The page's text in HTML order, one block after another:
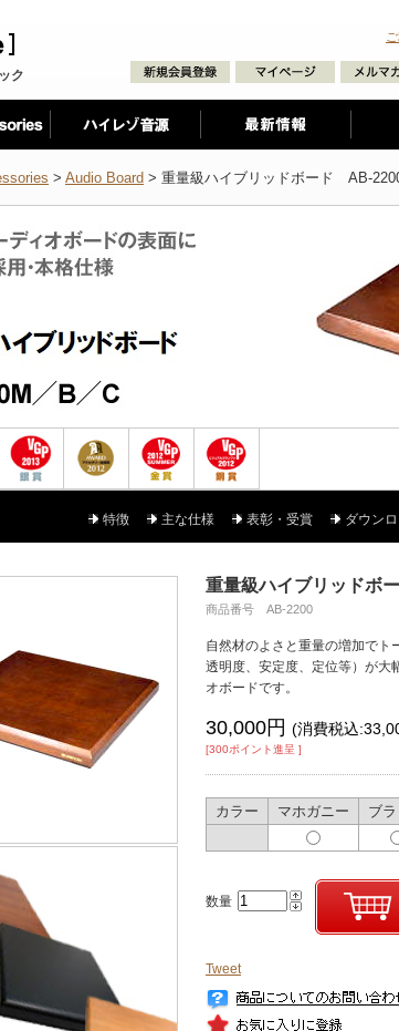
ク
> Audio Board > 重量級ハイブリッドボード AB-
特徴 主な仕様 表彰・受賞 ダウン
重量級ハイブリッドボ
商品番号 AB-2200
自然材のよさと重量の増加でト
透明度、安定度、定位等）が大
オボードです。
30,000円 (消費税込
[300ポイント進呈 ]
カラー マホガニー ブ
数量
Tweet